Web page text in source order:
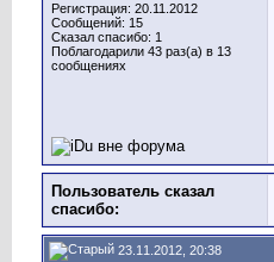
Регистрация: 20.11.2012
Сообщений: 15
Сказал спасибо: 1
Поблагодарили 43 раз(а) в 13
сообщениях
Пользователь сказал
cпасибо:
23.11.2012, 20:38